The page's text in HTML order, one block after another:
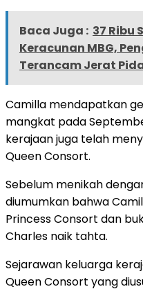
Baca Juga : 37 Ribu
Keracunan MBG,
Terancam Jerat
Camilla mendapatkan
mangkat pada
kerajaan juga telah
Queen Consort.
Sebelum menikah
diumumkan bahwa
Princess Consort dan
Charles naik tahta.
Sejarawan keluarga
Queen Consort yang